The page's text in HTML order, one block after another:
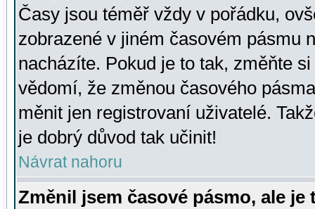
Časy jsou téměř vždy v pořádku,
zobrazené v jiném časovém pásmu
nacházíte. Pokud je to tak, změňte
vědomí, že změnou časového
měnit jen registrovaní uživatelé.
je dobrý důvod tak učinit!
Návrat nahoru
Změnil jsem časové pásmo, ale je